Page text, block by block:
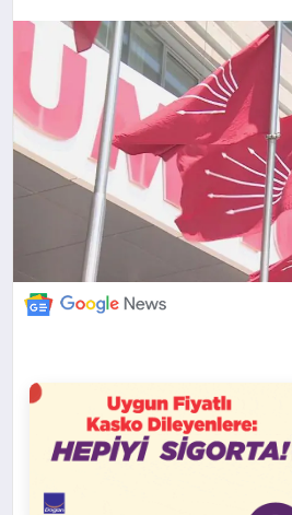
BILIM VE TEKNOLOJI
OTOMOBIL
KÜNYE
İLETIŞIM